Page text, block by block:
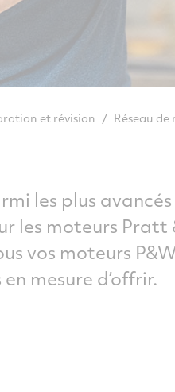
et révision / Réseau
les plus
les moteurs
vos moteurs
mesure d’offrir.